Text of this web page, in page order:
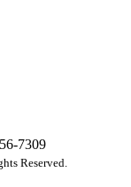
7309
Reserved.